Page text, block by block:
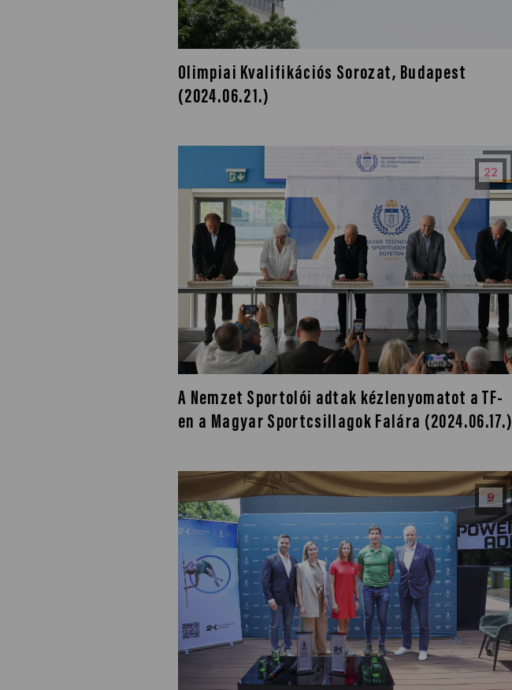
NOB
Társszervezetek
Adatbank
Olimpiai Kvalifikációs Sorozat, Budapest
(2024.06.21.)
A Nemzet Sportolói adtak kézlenyomatot a TF-
en a Magyar Sportcsillagok Falára (2024.06.17.)
22
9